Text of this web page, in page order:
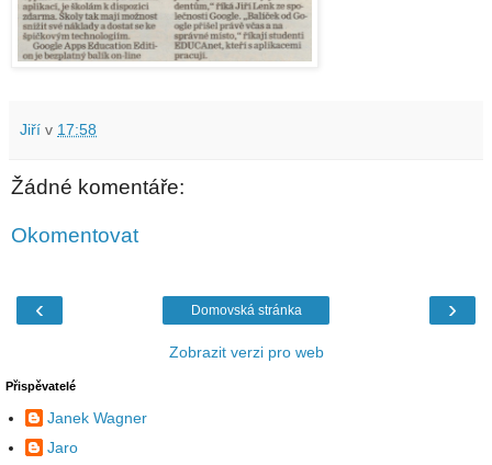
Jiří v 17:58
Žádné komentáře:
Okomentovat
‹ ›
Domovská stránka
Zobrazit verzi pro web
Přispěvatelé
Janek Wagner
Jaro